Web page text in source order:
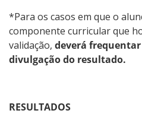
*Para os casos em que o
componente curricular que
validação, deverá
divulgação do resultado.
RESULTADOS